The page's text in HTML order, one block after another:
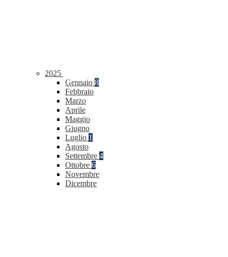
2025
Gennaio 8
Febbraio
Marzo
Aprile
Maggio
Giugno
Luglio 1
Agosto
Settembre 4
Ottobre 6
Novembre
Dicembre